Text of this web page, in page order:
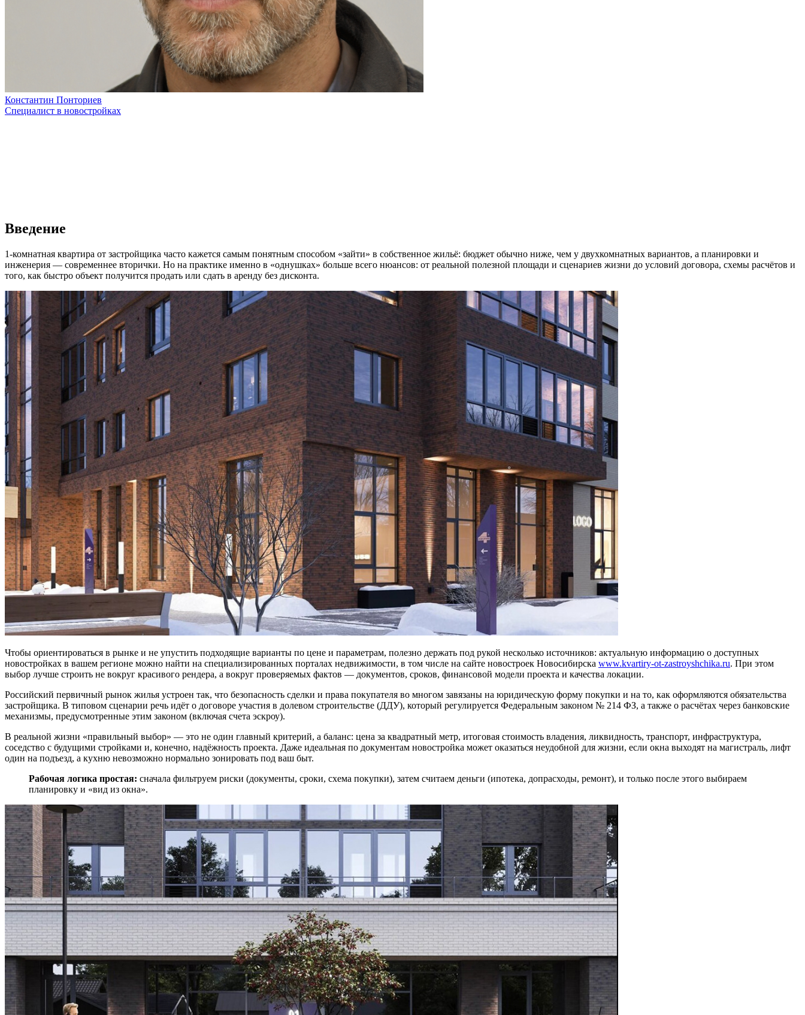
Константин Понториев
Специалист в новостройках
Введение
1-комнатная квартира от застройщика часто кажется самым понятным способом «зайти» в собственное жильё: бюджет обычно ниже, чем у двухкомнатных вариантов, а планировки и
инженерия — современнее вторички. Но на практике именно в «однушках» больше всего нюансов: от реальной полезной площади и сценариев жизни до условий договора, схемы расчётов и
того, как быстро объект получится продать или сдать в аренду без дисконта.
Чтобы ориентироваться в рынке и не упустить подходящие варианты по цене и параметрам, полезно держать под рукой несколько источников: актуальную информацию о доступных
новостройках в вашем регионе можно найти на специализированных порталах недвижимости, в том числе на сайте новостроек Новосибирска www.kvartiry-ot-zastroyshchika.ru. При этом
выбор лучше строить не вокруг красивого рендера, а вокруг проверяемых фактов — документов, сроков, финансовой модели проекта и качества локации.
Российский первичный рынок жилья устроен так, что безопасность сделки и права покупателя во многом завязаны на юридическую форму покупки и на то, как оформляются обязательства
застройщика. В типовом сценарии речь идёт о договоре участия в долевом строительстве (ДДУ), который регулируется Федеральным законом № 214 ФЗ, а также о расчётах через банковские
механизмы, предусмотренные этим законом (включая счета эскроу).
В реальной жизни «правильный выбор» — это не один главный критерий, а баланс: цена за квадратный метр, итоговая стоимость владения, ликвидность, транспорт, инфраструктура,
соседство с будущими стройками и, конечно, надёжность проекта. Даже идеальная по документам новостройка может оказаться неудобной для жизни, если окна выходят на магистраль, лифт
один на подъезд, а кухню невозможно нормально зонировать под ваш быт.
Рабочая логика простая: сначала фильтруем риски (документы, сроки, схема покупки), затем считаем деньги (ипотека, допрасходы, ремонт), и только после этого выбираем
планировку и «вид из окна».